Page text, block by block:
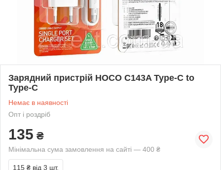
Зарядний пристрій HOCO C143A Type-C to
Type-C
Немає в наявності
Опт і роздріб
135 ₴
Мінімальна сума замовлення на сайті — 400 ₴
115 ₴ від 3 шт.